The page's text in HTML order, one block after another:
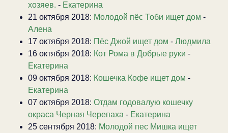
хозяев. - Екатерина
21 октября 2018: Молодой пёс Тоби ищет дом -
Алена
17 октября 2018: Пёс Джой ищет дом - Людмила
16 октября 2018: Кот Рома в Добрые руки -
Екатерина
09 октября 2018: Кошечка Кофе ищет дом -
Екатерина
07 октября 2018: Отдам годовалую кошечку
окраса Черная Черепаха - Екатерина
25 сентября 2018: Молодой пес Мишка ищет